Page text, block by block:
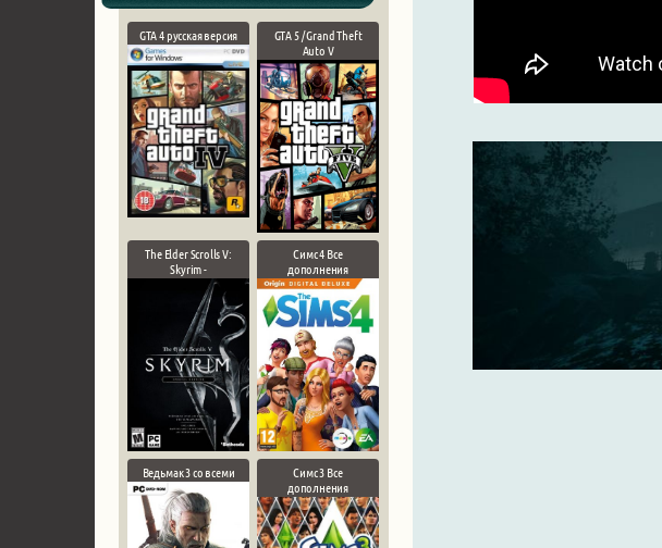
GTA 4 русская версия
GTA 5 / Grand Theft
Auto V
The Elder Scrolls V:
Skyrim -
Симс 4 Все
дополнения
Ведьмак 3 со всеми
Симс 3 Все
дополнения